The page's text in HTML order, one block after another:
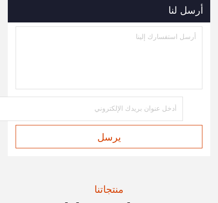
أرسل لنا
يرسل
منتجاتنا